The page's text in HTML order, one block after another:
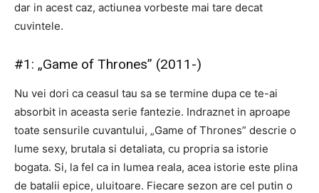
dar in acest caz, actiunea vorbeste mai tare decat
cuvintele.
#1: „Game of Thrones” (2011-)
Nu vei dori ca ceasul tau sa se termine dupa ce te-ai
absorbit in aceasta serie fantezie. Indraznet in aproape
toate sensurile cuvantului, „Game of Thrones” descrie o
lume sexy, brutala si detaliata, cu propria sa istorie
bogata. Si, la fel ca in lumea reala, acea istorie este plina
de batalii epice, uluitoare. Fiecare sezon are cel putin o